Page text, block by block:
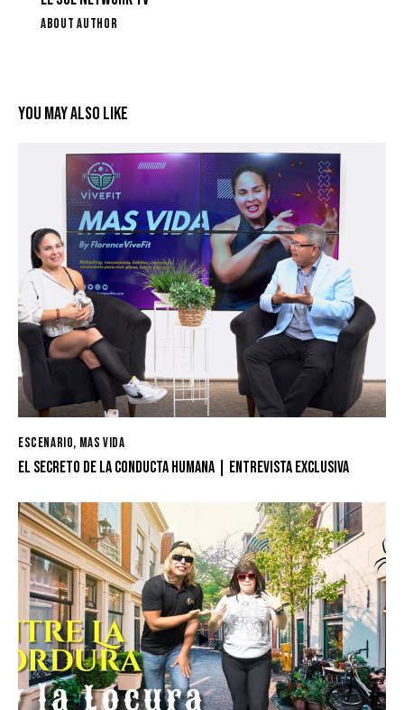
ABOUT AUTHOR
YOU MAY ALSO LIKE
ESCENARIO, MAS VIDA
EL SECRETO DE LA CONDUCTA HUMANA | ENTREVISTA EXCLUSIVA